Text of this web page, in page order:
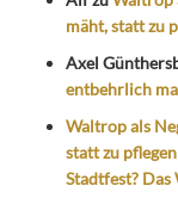
mäht, statt zu
Axel
entbehrlich
Waltrop als
statt zu
Stadtfest?